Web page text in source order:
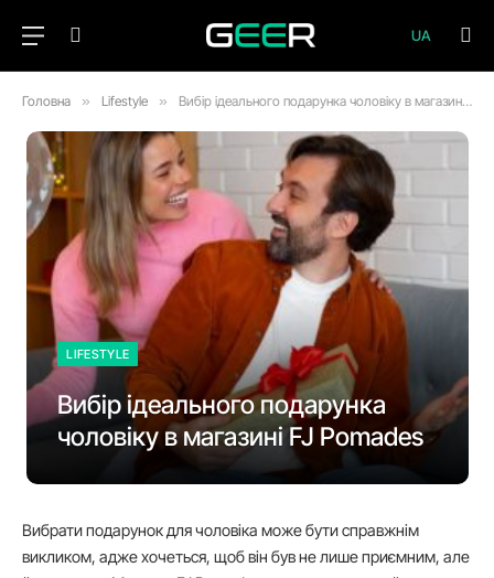
UA
Головна » Lifestyle » Вибір ідеального подарунка чоловіку в магазині FJ Pomades
LIFESTYLE
Вибір ідеального подарунка
чоловіку в магазині FJ Pomades
Вибрати подарунок для чоловіка може бути справжнім
викликом, адже хочеться, щоб він був не лише приємним, але